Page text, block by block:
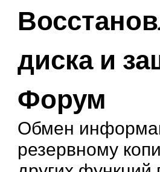
диска и
Форум
Обмен
резервному